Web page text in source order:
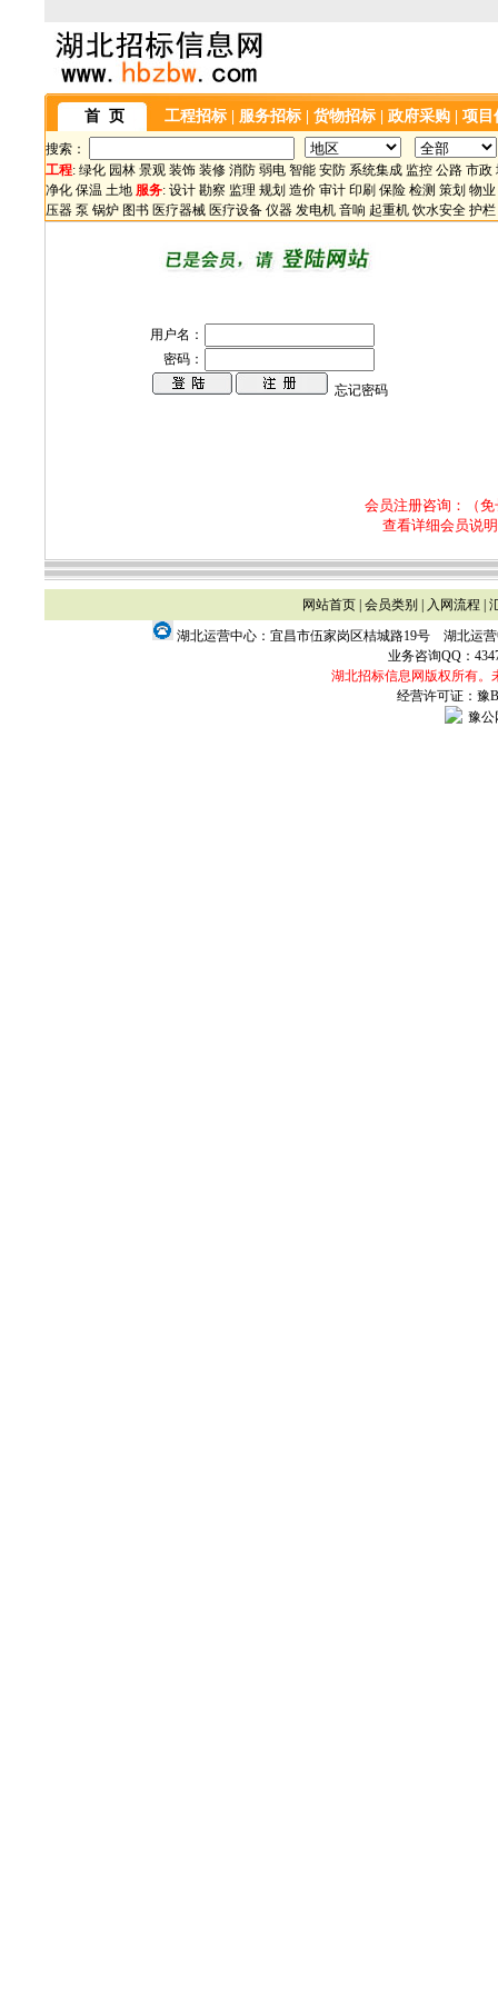
首 页 工程招标 服务招标 货物招标 政府采购 项目
搜索：
工程: 绿化 园林 景观 装饰 装修 消防 弱电 智能 安防 系统集成 监控 公路 市政
净化 保温 土地 服务: 设计 勘察 监理 规划 造价 审计 印刷 保险 检测 策划 物业
压器 泵 锅炉 图书 医疗器械 医疗设备 仪器 发电机 音响 起重机 饮水安全 护栏
用户名：
密码：
忘记密码
会员注册咨询：（免
查看详细会员说
网站首页| 会员类别 入网流程
湖北运营中心：宜昌市伍家岗区桔城路19号 湖北运
业务咨询QQ：
湖北招标信息网版权所有。
经营许可证：豫
豫公